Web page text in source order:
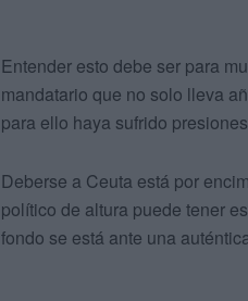
Entender esto debe ser para
mandatario que no solo lleva
para ello haya sufrido
Deberse a Ceuta está por
político de altura puede tener
fondo se está ante una